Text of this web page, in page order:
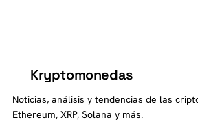
Kryptomonedas
Noticias, análisis y tendencias de las
Ethereum, XRP, Solana y más.